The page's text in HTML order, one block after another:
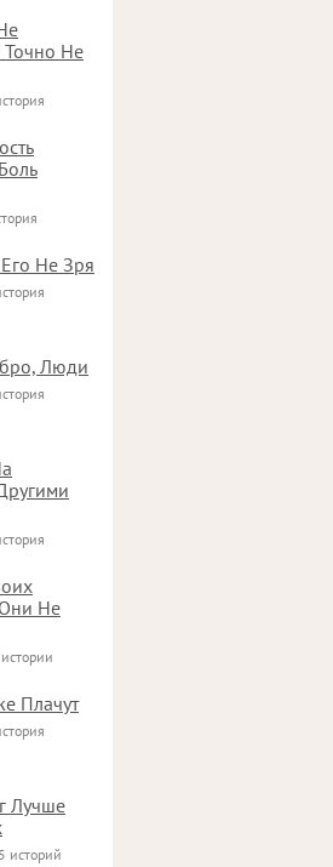
Точно Не
Не Зря
Люди
Не
Плачут
Лучше
историй